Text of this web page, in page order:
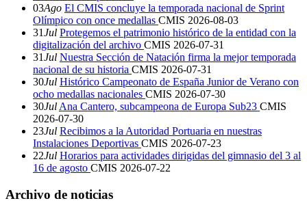
03Ago El CMIS concluye la temporada nacional de Sprint
Olímpico con once medallas CMIS 2026-08-03
31Jul Protegemos el patrimonio histórico de la entidad con la
digitalización del archivo CMIS 2026-07-31
31Jul Nuestra Sección de Natación firma la mejor temporada
nacional de su historia CMIS 2026-07-31
30Jul Histórico Campeonato de España Junior de Verano con
ocho medallas nacionales CMIS 2026-07-30
30Jul Ana Cantero, subcampeona de Europa Sub23 CMIS
2026-07-30
23Jul Recibimos a la Autoridad Portuaria en nuestras
Instalaciones Deportivas CMIS 2026-07-23
22Jul Horarios para actividades dirigidas del gimnasio del 3 al
16 de agosto CMIS 2026-07-22
Archivo de noticias